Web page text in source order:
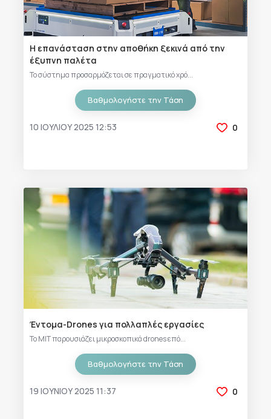
Η επανάσταση στην αποθήκη ξεκινά από την
έξυπνη παλέτα
Το σύστημα προσαρμόζεται σε πραγματικό χρό...
Βαθμολογήστε την Τάση
10 ΙΟΥΛΊΟΥ 2025 12:53 0
Έντομα-Drones για πολλαπλές εργασίες
Το MIT παρουσιάζει μικροσκοπικά drones επό...
Βαθμολογήστε την Τάση
19 ΙΟΥΝΊΟΥ 2025 11:37 0